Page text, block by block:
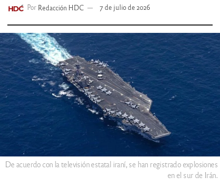
Por Redacción HDC 7 de julio de 2026
De acuerdo con la televisión estatal iraní, se han registrado explosiones
en el sur de Irán.